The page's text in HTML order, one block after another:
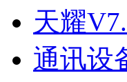
天耀
通讯设